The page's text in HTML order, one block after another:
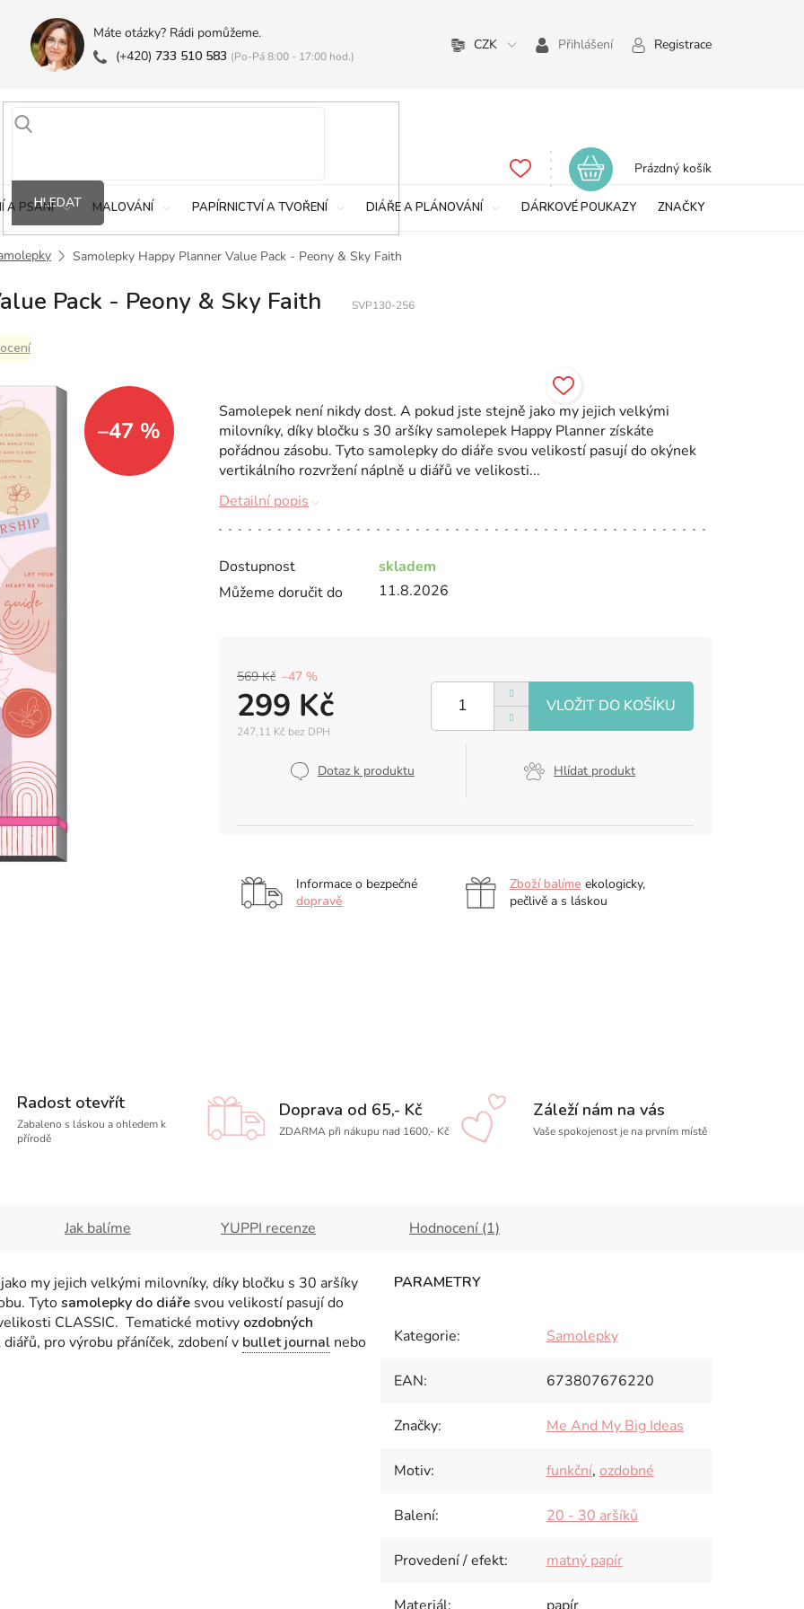
Máte otázky? Rádi pomůžeme.
(+420) 733 510 583 (Po-Pá 8:00 - 17:00 hod.)
CZK Přihlášení Registrace
HLEDAT
Nákupní
Prázdný košík
A PSANÍ MALOVÁNÍ PAPÍRNICTVÍ A TVOŘENÍ DIÁŘE A PLÁNOVÁNÍ DÁRKOVÉ POUKAZY ZNAČKY
Samolepky Happy Planner Value Pack - Peony & Sky Faith
Pack - Peony & Sky Faith SVP130-256
–47 %
Dostupnost
skladem
Můžeme doručit do
11.8.2026
569 Kč –47 %
299 Kč
247,11 Kč bez DPH
Dotaz k produktu Hlídat produkt
Samolepek není nikdy dost. A pokud jste stejně jako my jejich velkými
milovníky, díky bločku s 30 aršíky samolepek Happy Planner získáte
pořádnou zásobu. Tyto samolepky do diáře svou velikostí pasují do okýnek
vertikálního rozvržení náplně u diářů ve velikosti...
Detailní popis
Informace o bezpečné
dopravě
Zboží balíme ekologicky,
pečlivě a s láskou
Radost otevřít
Zabaleno s láskou a ohledem k
přírodě
Doprava od 65,- Kč
ZDARMA při nákupu nad 1600,- Kč
Záleží nám na vás
Vaše spokojenost je na prvním místě
Jak balíme YUPPI recenze Hodnocení (1)
my jejich velkými milovníky, díky bločku s 30 aršíky
Tytosamolepky do diáře svou velikostí pasují do
CLASSIC. Tematické motivy ozdobných
pro výrobu přáníček, zdobení v bullet journal nebo
Kategorie: Samolepky
EAN: 673807676220
Značky: Me And My Big Ideas
Motiv: funkční, ozdobné
Balení: 20 - 30 aršíků
Provedení / efekt: matný papír